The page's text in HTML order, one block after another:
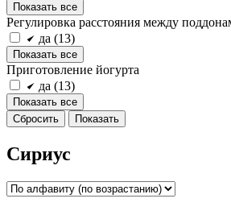
Показать все
Регулировка расстояния между
да (13)
Показать все
Приготовление йогурта
да (13)
Показать все
Сириус